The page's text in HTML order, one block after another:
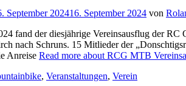
September 202416. September 2024 von
fand der diesjährige Vereinsausflug der
nach Schruns. 15 Mitlieder der
Anreise Read more about RCG MTB
, Veranstaltungen, Verein